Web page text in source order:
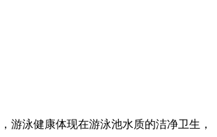
游泳健康体现在游泳池水质的洁净卫生，